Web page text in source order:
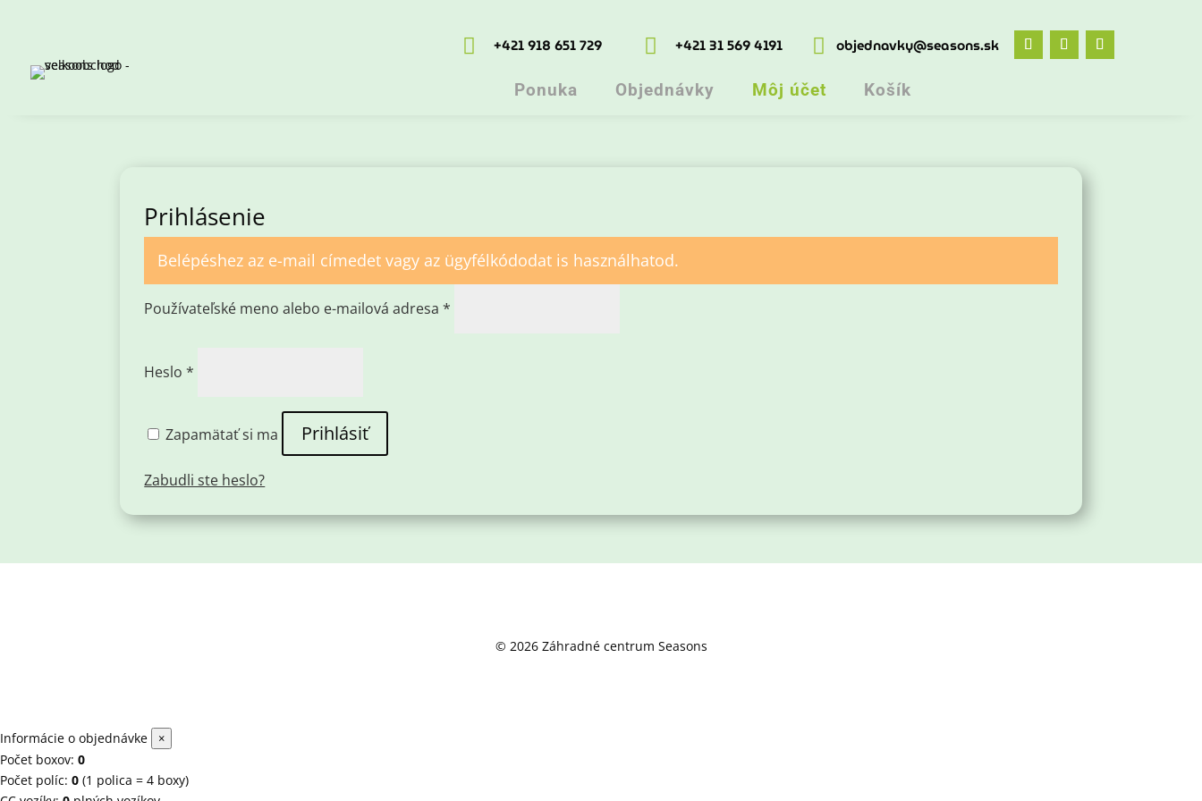
 +421 918 651 729  +421 31 569 4191  objednavky@seasons.sk
Ponuka Objednávky Môj účet Košík
Prihlásenie
Belépéshez az e-mail címedet vagy az ügyfélkódodat is használhatod.
Používateľské meno alebo e-mailová adresa*
Heslo*
Zapamätať si ma Prihlásiť
Zabudli ste heslo?
© 2026 Záhradné centrum Seasons
Informácie o objednávke ×
Počet boxov: 0
Počet políc: 0 (1 polica = 4 boxy)